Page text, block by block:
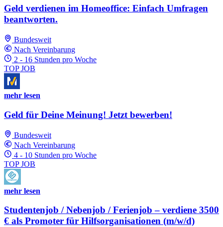
Geld verdienen im Homeoffice: Einfach Umfragen
beantworten.
Bundesweit
Nach Vereinbarung
2 - 16 Stunden pro Woche
TOP JOB
mehr lesen
Geld für Deine Meinung! Jetzt bewerben!
Bundesweit
Nach Vereinbarung
4 - 10 Stunden pro Woche
TOP JOB
mehr lesen
Studentenjob / Nebenjob / Ferienjob – verdiene 3500
€ als Promoter für Hilfsorganisationen (m/w/d)